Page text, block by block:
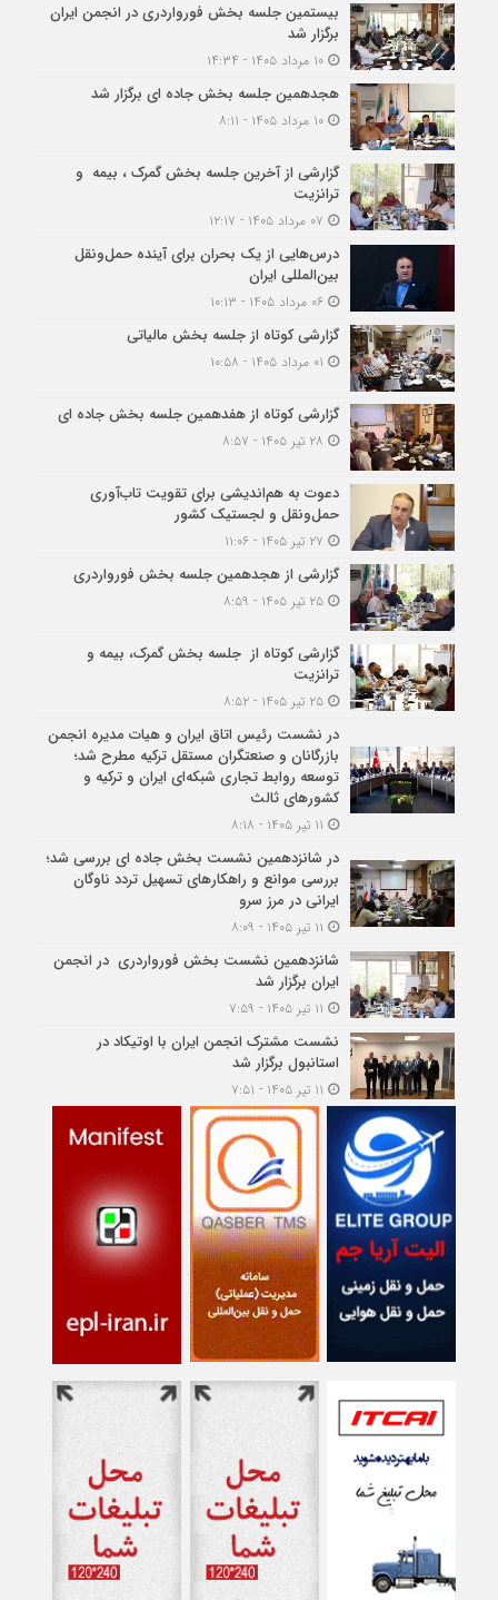
بیستمین جلسه بخش فورواردری در انجمن ایران
برگزار شد
۱۰ مرداد ۱۴۰۵ - ۱۴:۳۴
هجدهمین جلسه بخش جاده ای برگزار شد
۱۰ مرداد ۱۴۰۵ - ۸:۱۱
گزارشی از آخرین جلسه بخش گمرک ، بیمه و
ترانزیت
درس‌هایی از یک بحران برای آینده حمل‌ونقل
بین‌المللی ایران
گزارشی کوتاه از جلسه بخش مالیاتی
گزارشی کوتاه از هفدهمین جلسه بخش جاده ای
دعوت به هم‌اندیشی برای تقویت تاب‌آوری
حمل‌ونقل و لجستیک کشور
گزارشی از هجدهمین جلسه بخش فورواردری
۲۵ تیر ۱۴۰۵ - ۸:۵۹
گزارشی کوتاه از جلسه بخش گمرک، بیمه و
ترانزیت
۲۵ تیر ۱۴۰۵ - ۸:۵۲
در نشست رئیس اتاق ایران و هیات مدیره انجمن
بازرگانان و صنعتگران مستقل ترکیه مطرح شد؛
توسعه روابط تجاری شبکه‌ای ایران و ترکیه و
کشورهای ثالث
در شانزدهمین نشست بخش جاده ای بررسی شد؛
بررسی موانع و راهکارهای تسهیل تردد ناوگان
ایرانی در مرز سرو
شانزدهمین نشست بخش فورواردری در انجمن
ایران برگزار شد
نشست مشترک انجمن ایران با اوتیکاد در
استانبول برگزار شد